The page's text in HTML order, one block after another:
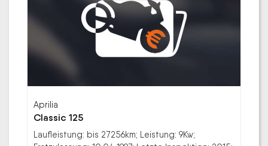
Aprilia
Classic 125
Laufleistung: bis 27256km; Leistung: 9Kw;